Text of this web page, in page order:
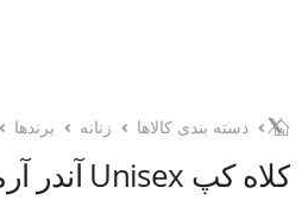
دسته بندی کالاها زنانه برندها